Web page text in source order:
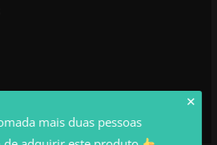
✕
mais duas pessoas